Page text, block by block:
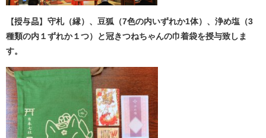
【授与品】 守札（縁）、豆狐（7色の内いずれか1体）、浄め塩（3
種類の内１ずれか１つ）と冠きつねちゃんの巾着袋を授与致しま
す。